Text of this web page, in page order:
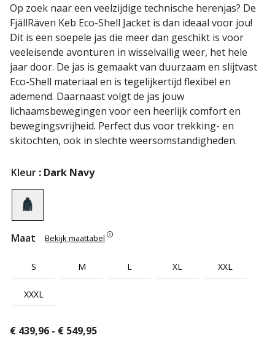
Op zoek naar een veelzijdige technische herenjas? De
FjällRäven Keb Eco-Shell Jacket is dan ideaal voor jou!
Dit is een soepele jas die meer dan geschikt is voor
veeleisende avonturen in wisselvallig weer, het hele
jaar door. De jas is gemaakt van duurzaam en slijtvast
Eco-Shell materiaal en is tegelijkertijd flexibel en
ademend. Daarnaast volgt de jas jouw
lichaamsbewegingen voor een heerlijk comfort en
bewegingsvrijheid. Perfect dus voor trekking- en
skitochten, ook in slechte weersomstandigheden.
Kleur : Dark Navy
Maat Bekijk maattabel
S M L XL XXL
XXXL
€ 439,96 - € 549,95Prijsklasse: